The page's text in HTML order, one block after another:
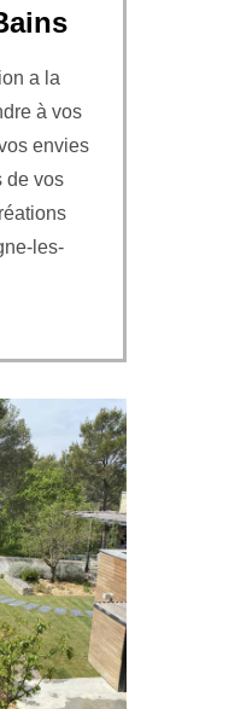
a la
à vos
envies
de vos
les-